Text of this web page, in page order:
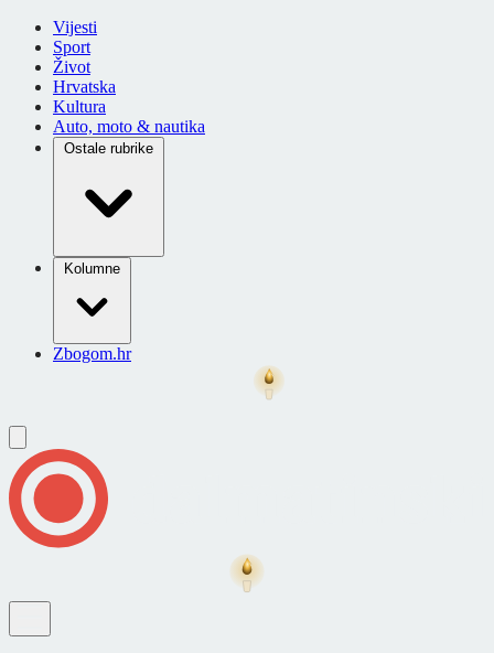
Vijesti
Sport
Život
Hrvatska
Kultura
Auto, moto & nautika
Ostale rubrike
Kolumne
Zbogom.hr